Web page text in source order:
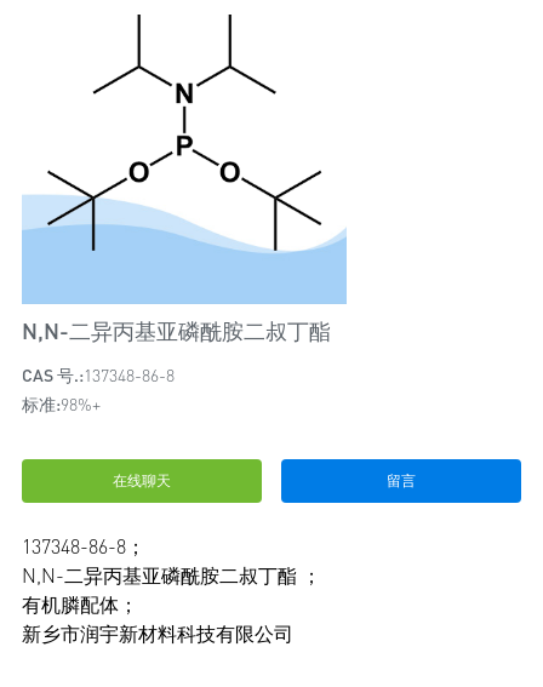
N,N-二异丙基亚磷酰胺二叔丁酯
CAS 号.:137348-86-8
标准:98%+
在线聊天 留言
137348-86-8；
N,N-二异丙基亚磷酰胺二叔丁酯 ；
有机膦配体；
新乡市润宇新材料科技有限公司